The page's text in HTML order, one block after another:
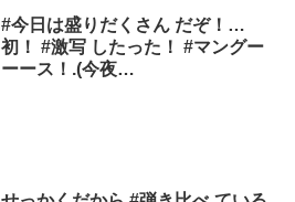
#今日は盛りだくさん だぞ！…
初！ #激写 したった！ #マングー
ーース！.(今夜…